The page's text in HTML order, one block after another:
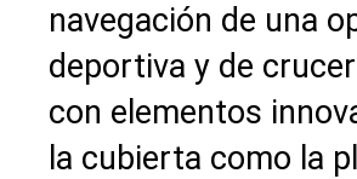
navegación de una
deportiva y de
con elementos
la cubierta como la